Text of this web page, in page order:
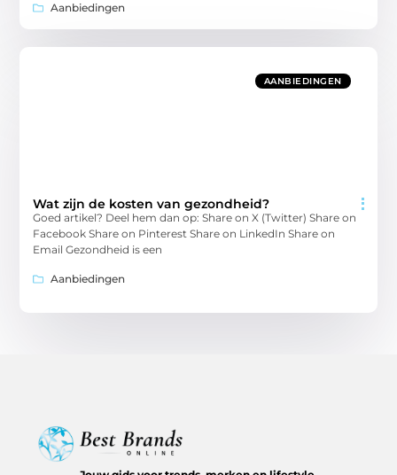
Aanbiedingen
AANBIEDINGEN
Wat zijn de kosten van gezondheid?
Goed artikel? Deel hem dan op: Share on X (Twitter) Share on
Facebook Share on Pinterest Share on LinkedIn Share on
Email Gezondheid is een
Aanbiedingen